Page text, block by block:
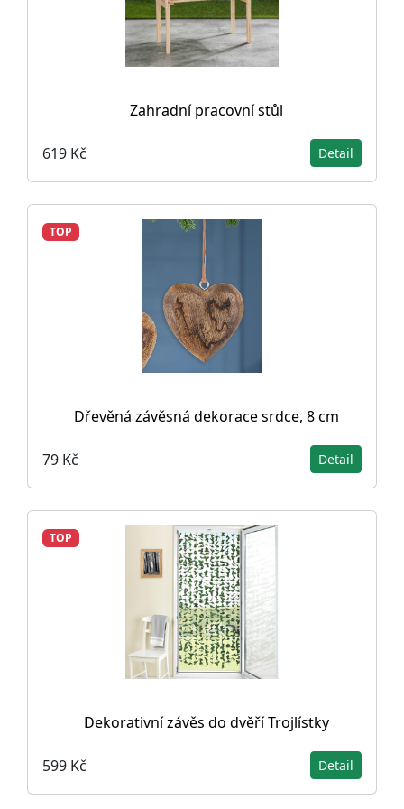
Zahradní pracovní stůl
619 Kč Detail
TOP
Dřevěná závěsná dekorace srdce, 8 cm
79 Kč Detail
TOP
Dekorativní závěs do dvěří Trojlístky
599 Kč Detail